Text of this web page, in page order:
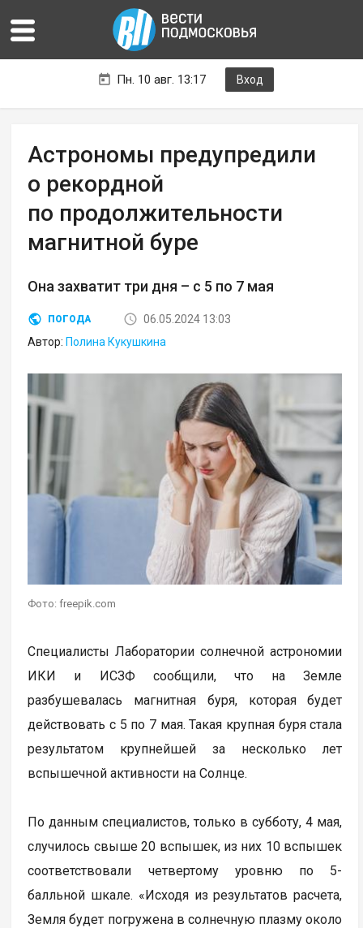
Пн. 10 авг. 13:17 Вход
Астрономы предупредили
о рекордной
по продолжительности
магнитной буре
Она захватит три дня – с 5 по 7 мая
ПОГОДА
06.05.2024 13:03
Автор: Полина Кукушкина
Фото: freepik.com
Специалисты Лаборатории солнечной астрономии
ИКИ и ИСЗФ сообщили, что на Земле
разбушевалась магнитная буря, которая будет
действовать с 5 по 7 мая. Такая крупная буря стала
результатом крупнейшей за несколько лет
вспышечной активности на Солнце.
По данным специалистов, только в субботу, 4 мая,
случилось свыше 20 вспышек, из них 10 вспышек
соответствовали четвертому уровню по 5-
балльной шкале. «Исходя из результатов расчета,
Земля будет погружена в солнечную плазму около